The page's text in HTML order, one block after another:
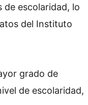
de escolaridad, lo
del Instituto
grado de
de escolaridad,